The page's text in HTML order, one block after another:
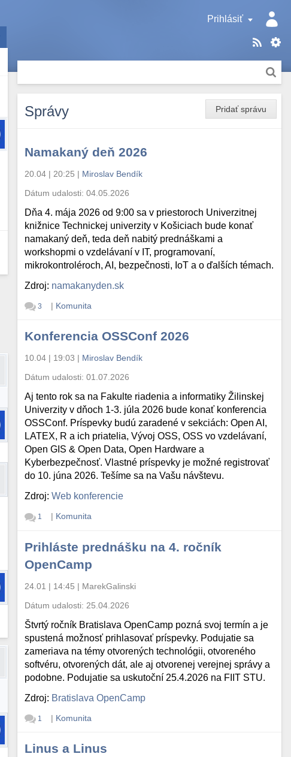
Prihlásiť
Pridať správu
Správy
Namakaný deň 2026
20.04 | 20:25 | Miroslav Bendík
Dátum udalosti:04.05.2026
Dňa 4. mája 2026 od 9:00 sa v priestoroch Univerzitnej
knižnice Technickej univerzity v Košiciach bude konať
namakaný deň, teda deň nabitý prednáškami a
workshopmi o vzdelávaní v IT, programovaní,
mikrokontroléroch, AI, bezpečnosti, IoT a o ďalších témach.
Zdroj: namakanyden.sk
3 | Komunita
Konferencia OSSConf 2026
10.04 | 19:03 | Miroslav Bendík
Dátum udalosti:01.07.2026
Aj tento rok sa na Fakulte riadenia a informatiky Žilinskej
Univerzity v dňoch 1-3. júla 2026 bude konať konferencia
OSSConf. Príspevky budú zaradené v sekciách: Open AI,
LATEX, R a ich priatelia, Vývoj OSS, OSS vo vzdelávaní,
Open GIS & Open Data, Open Hardware a
Kyberbezpečnosť. Vlastné príspevky je možné registrovať
do 10. júna 2026. Tešíme sa na Vašu návštevu.
Zdroj:Web konferencie
1 | Komunita
Prihláste prednášku na 4. ročník
OpenCamp
24.01 | 14:45 | MarekGalinski
Dátum udalosti: 25.04.2026
Štvrtý ročník Bratislava OpenCamp pozná svoj termín a je
spustená možnosť prihlasovať príspevky. Podujatie sa
zameriava na témy otvorených technológii, otvoreného
softvéru, otvorených dát, ale aj otvorenej verejnej správy a
podobne. Podujatie sa uskutoční 25.4.2026 na FIIT STU.
Zdroj: Bratislava OpenCamp
1 | Komunita
Linus a Linus